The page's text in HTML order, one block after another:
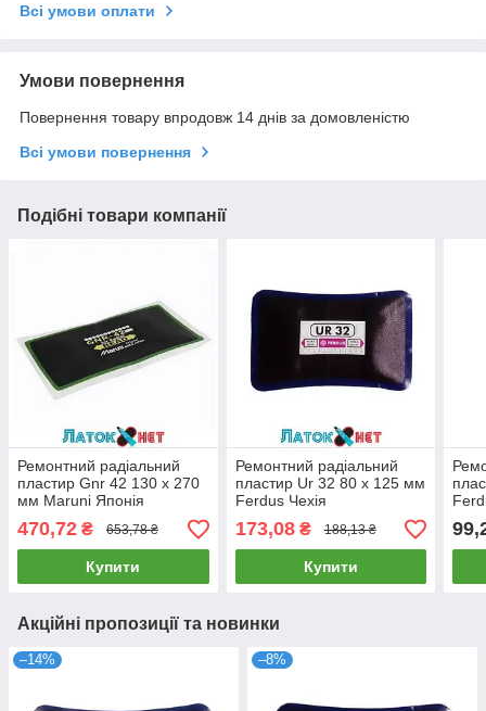
Всі умови оплати
Умови повернення
Повернення товару впродовж 14 днів за домовленістю
Всі умови повернення
Подібні товари компанії
Ремонтний радіальний
пластир Gnr 42 130 x 270
мм Maruni Японія
470,72 ₴ 653,78 ₴
Купити
Ремонтний радіальний
пластир Ur 32 80 x 125 мм
Ferdus Чехія
173,08₴ 188,13 ₴
Купити
Акційні пропозиції та новинки
–14% –8%